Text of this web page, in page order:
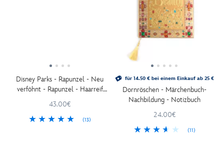
Disney Parks - Rapunzel - Neu
verföhnt - Rapunzel - Haarreif
Erwachsene
43.00€
(13)
für 14.50 € bei einem Einkauf ab 25 €
Dornröschen - Märchenbuch-
Nachbildung - Notizbuch
24.00€
(11)